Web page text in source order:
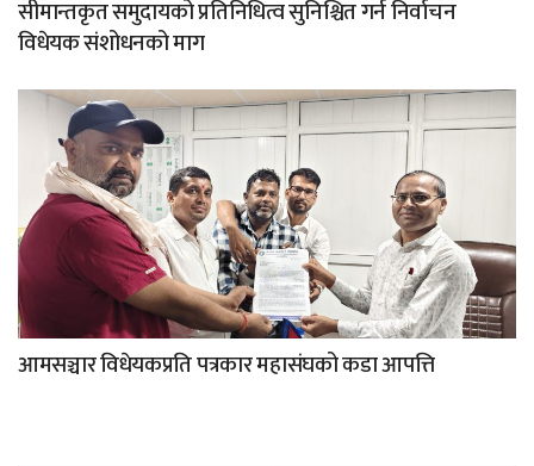
सीमान्तकृत समुदायको प्रतिनिधित्व सुनिश्चित गर्न निर्वाचन
विधेयक संशोधनको माग
आमसञ्चार विधेयकप्रति पत्रकार महासंघको कडा आपत्ति